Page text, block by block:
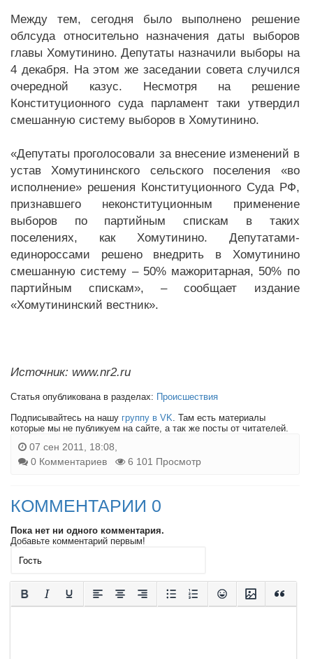
Между тем, сегодня было выполнено решение
облсуда относительно назначения даты выборов
главы Хомутинино. Депутаты назначили выборы на
4 декабря. На этом же заседании совета случился
очередной казус. Несмотря на решение
Конституционного суда парламент таки утвердил
смешанную систему выборов в Хомутинино.
«Депутаты проголосовали за внесение изменений в
устав Хомутининского сельского поселения «во
исполнение» решения Конституционного Суда РФ,
признавшего неконституционным применение
выборов по партийным спискам в таких
поселениях, как Хомутинино. Депутатами-
единороссами решено внедрить в Хомутинино
смешанную систему – 50% мажоритарная, 50% по
партийным спискам», – сообщает издание
«Хомутининский вестник».
Источник: www.nr2.ru
Статья опубликована в разделах: Происшествия
Подписывайтесь на нашу группу в VK. Там есть материалы
которые мы не публикуем на сайте, а так же посты от читателей.
07 сен 2011, 18:08,
0 Комментариев
6 101 Просмотр
КОММЕНТАРИИ 0
Пока нет ни одного комментария.
Добавьте комментарий первым!